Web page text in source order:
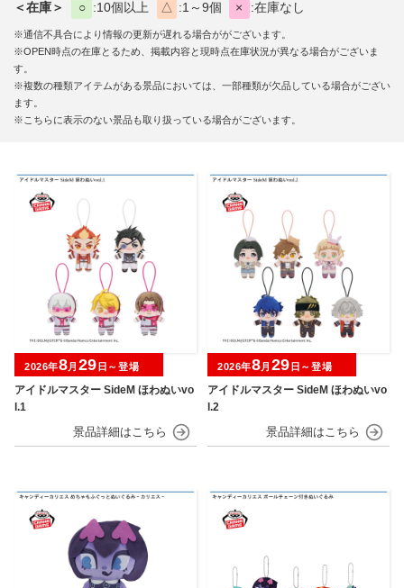
＜在庫＞ ○ 10個以上 △ 1～9個 × 在庫なし
※通信不具合により情報の更新が遅れる場合ががございます。
※OPEN時点の在庫とるため、掲載内容と現時点在庫状況が異なる場合がございま
す。
※複数の種類アイテムがある景品においては、一部種類が欠品している場合がござい
ます。
※こちらに表示のない景品も取り扱っている場合がございます。
アイドルマスター SideM ほわぬいvo
l.1
2026年8月 29 日～登場
アイドルマスター SideM ほわぬいvo
l.2
2026年8月 29 日～登場